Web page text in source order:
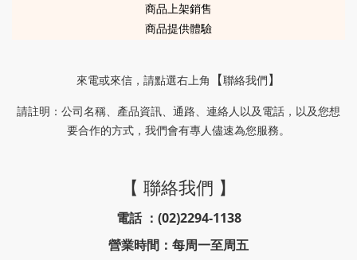
商品上架銷售
商品提供體驗
來電或來信 ，請點選右上角 【聯絡我們 】
請註明 ： 公司名稱、產品資訊、通路、連絡人以及電話，以及您想
要合作的方式，我們會有專人儘速為您服務。
【 聯絡我們 】
電話 ：(02)2294-1138
營業時間：每周一至周五